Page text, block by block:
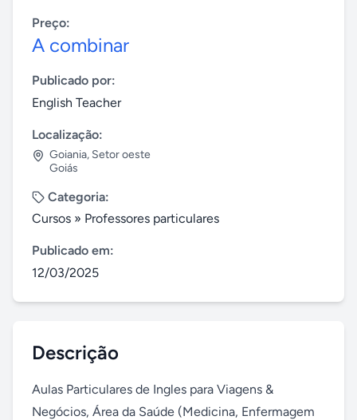
Preço:
A combinar
Publicado por:
English Teacher
Localização:
Goiania, Setor oeste
Goiás
Categoria:
Cursos » Professores particulares
Publicado em:
12/03/2025
Descrição
Aulas Particulares de Ingles para Viagens &
Negócios, Área da Saúde (Medicina, Enfermagem